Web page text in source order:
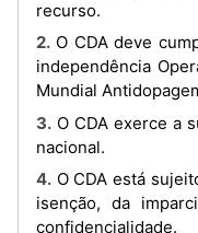
recurso.
2. O CDA deve cumprir os requisitos da definição de
independência
Mundial
3. O CDA exerce a sua jurisdição em todo o território
nacional.
4. O CDA está sujeito aos princípios da legalidade, da
isenção, da
confidencialidade.